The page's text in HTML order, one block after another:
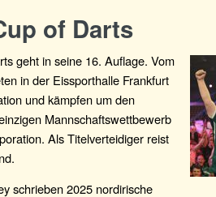
of Darts
geht in seine 16. Auflage. Vom
in der Eissporthalle Frankfurt
und kämpfen um den
Mannschaftswettbewerb
Als Titelverteidiger reist
schrieben 2025 nordirische